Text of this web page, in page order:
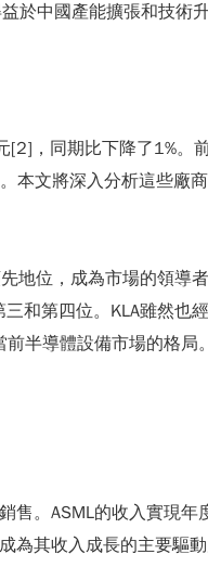
於中國產能擴張和技術
，同期比下降了1%。
本文將深入分析這些廠
地位，成為市場的領導
和第四位。KLA雖然也
半導體設備市場的格局。
售。ASML的收入實現年
為其收入成長的主要驅